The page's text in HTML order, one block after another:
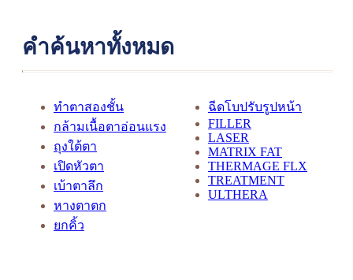
คำค้นหาทั้งหมด
ทำตาสองชั้น
กล้ามเนื้อตาอ่อนแรง
ถุงใต้ตา
เปิดหัวตา
เบ้าตาลึก
หางตาตก
ยกคิ้ว
ฉีดโบปรับรูปหน้า
FILLER
LASER
MATRIX FAT
THERMAGE FLX
TREATMENT
ULTHERA